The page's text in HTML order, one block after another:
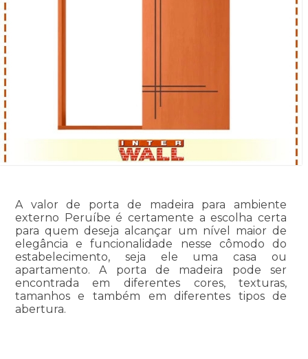
A valor de porta de madeira para ambiente
externo Peruíbe é certamente a escolha certa
para quem deseja alcançar um nível maior de
elegância e funcionalidade nesse cômodo do
estabelecimento, seja ele uma casa ou
apartamento. A porta de madeira pode ser
encontrada em diferentes cores, texturas,
tamanhos e também em diferentes tipos de
abertura.